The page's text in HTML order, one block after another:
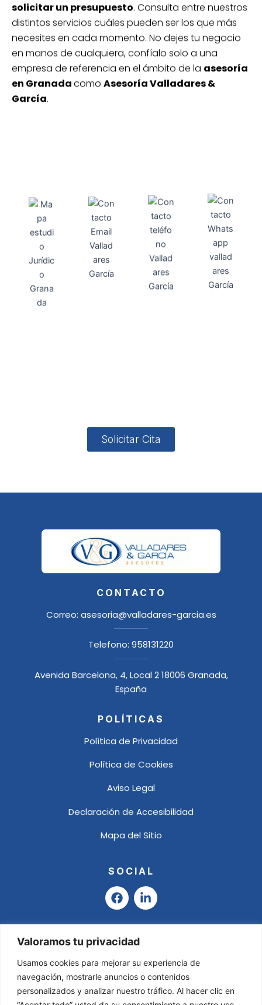
Valoramos tu privacidad
Usamos cookies para mejorar su experiencia de
navegación, mostrarle anuncios o contenidos
personalizados y analizar nuestro tráfico. Al hacer clic en
solicitar un presupuesto. Consulta entre nuestros
distintos servicios cuáles pueden ser los que más
necesites en cada momento. No dejes tu negocio
en manos de cualquiera, confíalo solo a una
empresa de referencia en el ámbito de la asesoría
en Granadacomo Asesoría Valladares &
García.
Solicitar Cita
CONTACTO
Correo: asesoria@valladares-garcia.es
Telefono: 958131220
Avenida Barcelona, 4, Local 2 18006 Granada,
España
POLÍTICAS
Política de Privacidad
Política de Cookies
Aviso Legal
Declaración de Accesibilidad
Mapa del Sitio
SOCIAL
F
a
e
b
o
o
k
L
i
k
i
n
-
i